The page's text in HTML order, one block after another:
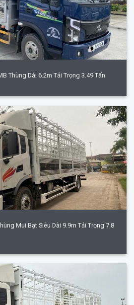
Thùng Dài 6.2m Tải Trọng 3.49 Tấn
Mui Bạt Siêu Dài 9.9m Tải Trọng 7.8